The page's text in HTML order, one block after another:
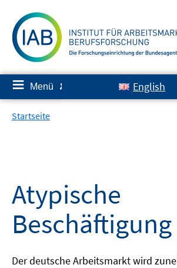
zum
Inhalt
≡ Menü ✘ English
Startseite
Atypische
Beschäftigung
Der deutsche Arbeitsmarkt wird